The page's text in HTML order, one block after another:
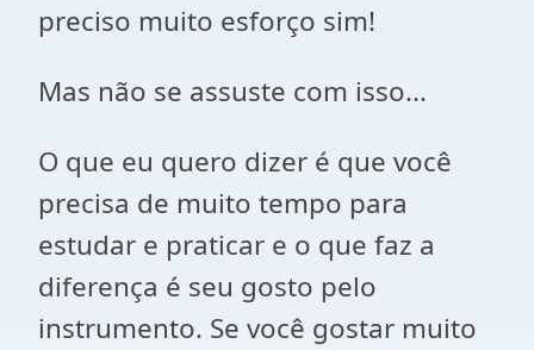
preciso muito esforço sim!
Mas não se assuste com isso...
O que eu quero dizer é que você
precisa de muito tempo para
estudar e praticar e o que faz a
diferença é seu gosto pelo
instrumento. Se você gostar muito